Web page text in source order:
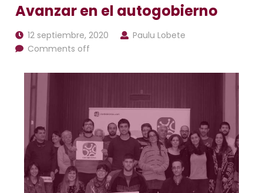
Avanzar en el autogobierno
12 septiembre, 2020
Paulu Lobete
Comments off